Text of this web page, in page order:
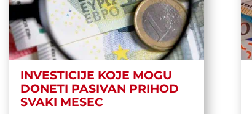
INVESTICIJE KOJE MOGU
DONETI PASIVAN PRIHOD
SVAKI MESEC